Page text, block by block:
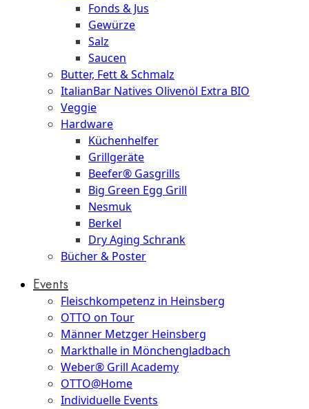
Fonds & Jus
Gewürze
Salz
Saucen
Butter, Fett & Schmalz
ItalianBar Natives Olivenöl Extra BIO
Veggie
Hardware
Küchenhelfer
Grillgeräte
Beefer® Gasgrills
Big Green Egg Grill
Nesmuk
Berkel
Dry Aging Schrank
Bücher & Poster
Events
Fleischkompetenz in Heinsberg
OTTO on Tour
Männer Metzger Heinsberg
Markthalle in Mönchengladbach
Weber® Grill Academy
OTTO@Home
Individuelle Events